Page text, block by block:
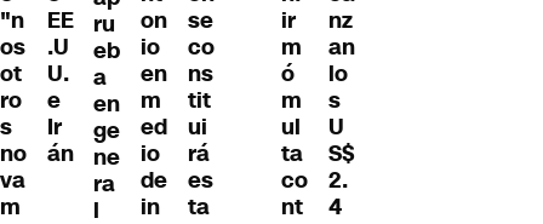
"n
os
ot
ro
s
no
va
m
EE
.U
U.
e
Ir
án
ru
eb
a
en
ge
ne
ra
l
on
io
en
m
ed
io
de
in
se
co
ns
tit
ui
rá
es
ta
ir
m
ó
m
ul
ta
co
nt
nz
an
lo
s
U
S$
2.
4